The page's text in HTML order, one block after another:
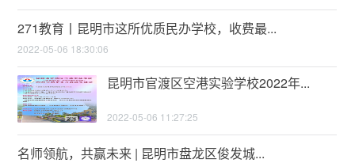
271教育丨昆明市这所优质民办学校，收费最...
2022-05-06 18:30:06
昆明市官渡区空港实验学校2022年...
2022-05-06 11:27:25
名师领航，共赢未来 | 昆明市盘龙区俊发城...